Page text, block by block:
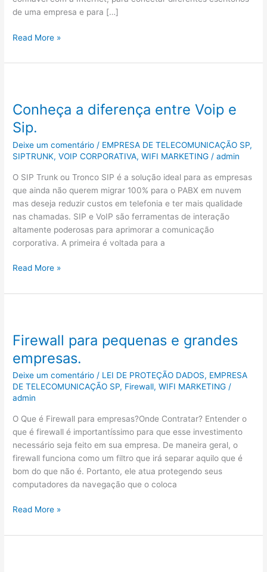
de uma empresa e para […]
Read More »
Conheça a diferença entre Voip e
Sip.
Deixe um comentário / EMPRESA DE TELECOMUNICAÇÃO SP,
SIPTRUNK,VOIP CORPORATIVA,WIFI MARKETING /admin
O SIP Trunk ou Tronco SIP é a solução ideal para as empresas
que ainda não querem migrar 100% para o PABX em nuvem
mas deseja reduzir custos em telefonia e ter mais qualidade
nas chamadas. SIP e VoIP são ferramentas de interação
altamente poderosas para aprimorar a comunicação
corporativa. A primeira é voltada para a
diferença
entre
Voip
e
Sip.
Read More »
Firewall para pequenas e grandes
empresas.
Deixe um comentário / LEI DE PROTEÇÃO DADOS, EMPRESA
DE TELECOMUNICAÇÃO SP, Firewall,WIFI MARKETING /
admin
O Que é Firewall para empresas?Onde Contratar? Entender o
que é firewall é importantíssimo para que esse investimento
necessário seja feito em sua empresa. De maneira geral, o
firewall funciona como um filtro que irá separar aquilo que é
bom do que não é. Portanto, ele atua protegendo seus
computadores da navegação que o coloca
pequenas
grandes
empresas.
Read More »